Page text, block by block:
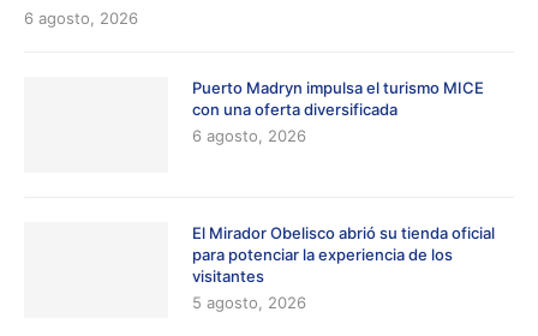
6 agosto, 2026
Puerto Madryn impulsa el turismo MICE
con una oferta diversificada
6 agosto, 2026
El Mirador Obelisco abrió su tienda oficial
para potenciar la experiencia de los
visitantes
5 agosto, 2026